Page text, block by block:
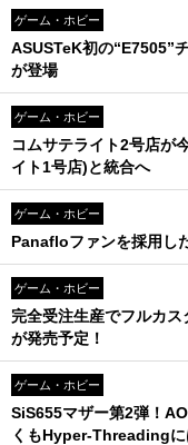
ゲーム・ホビー
ASUSTeK初の“E7505”
が登場
ゲーム・ホビー
コムサテライト2号店が
イト1号店)と統合へ
ゲーム・ホビー
Panafloファンを採用し
ゲーム・ホビー
完全受注生産でフルカ
が発売予定！
ゲーム・ホビー
SiS655マザー第2弾！
くもHyper-Threadingに